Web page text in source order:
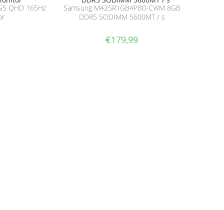
QHD 165Hz
Samsung M425R1GB4PB0-CWM 8GB
DDR5 SODIMM 5600MT / s
€179,99